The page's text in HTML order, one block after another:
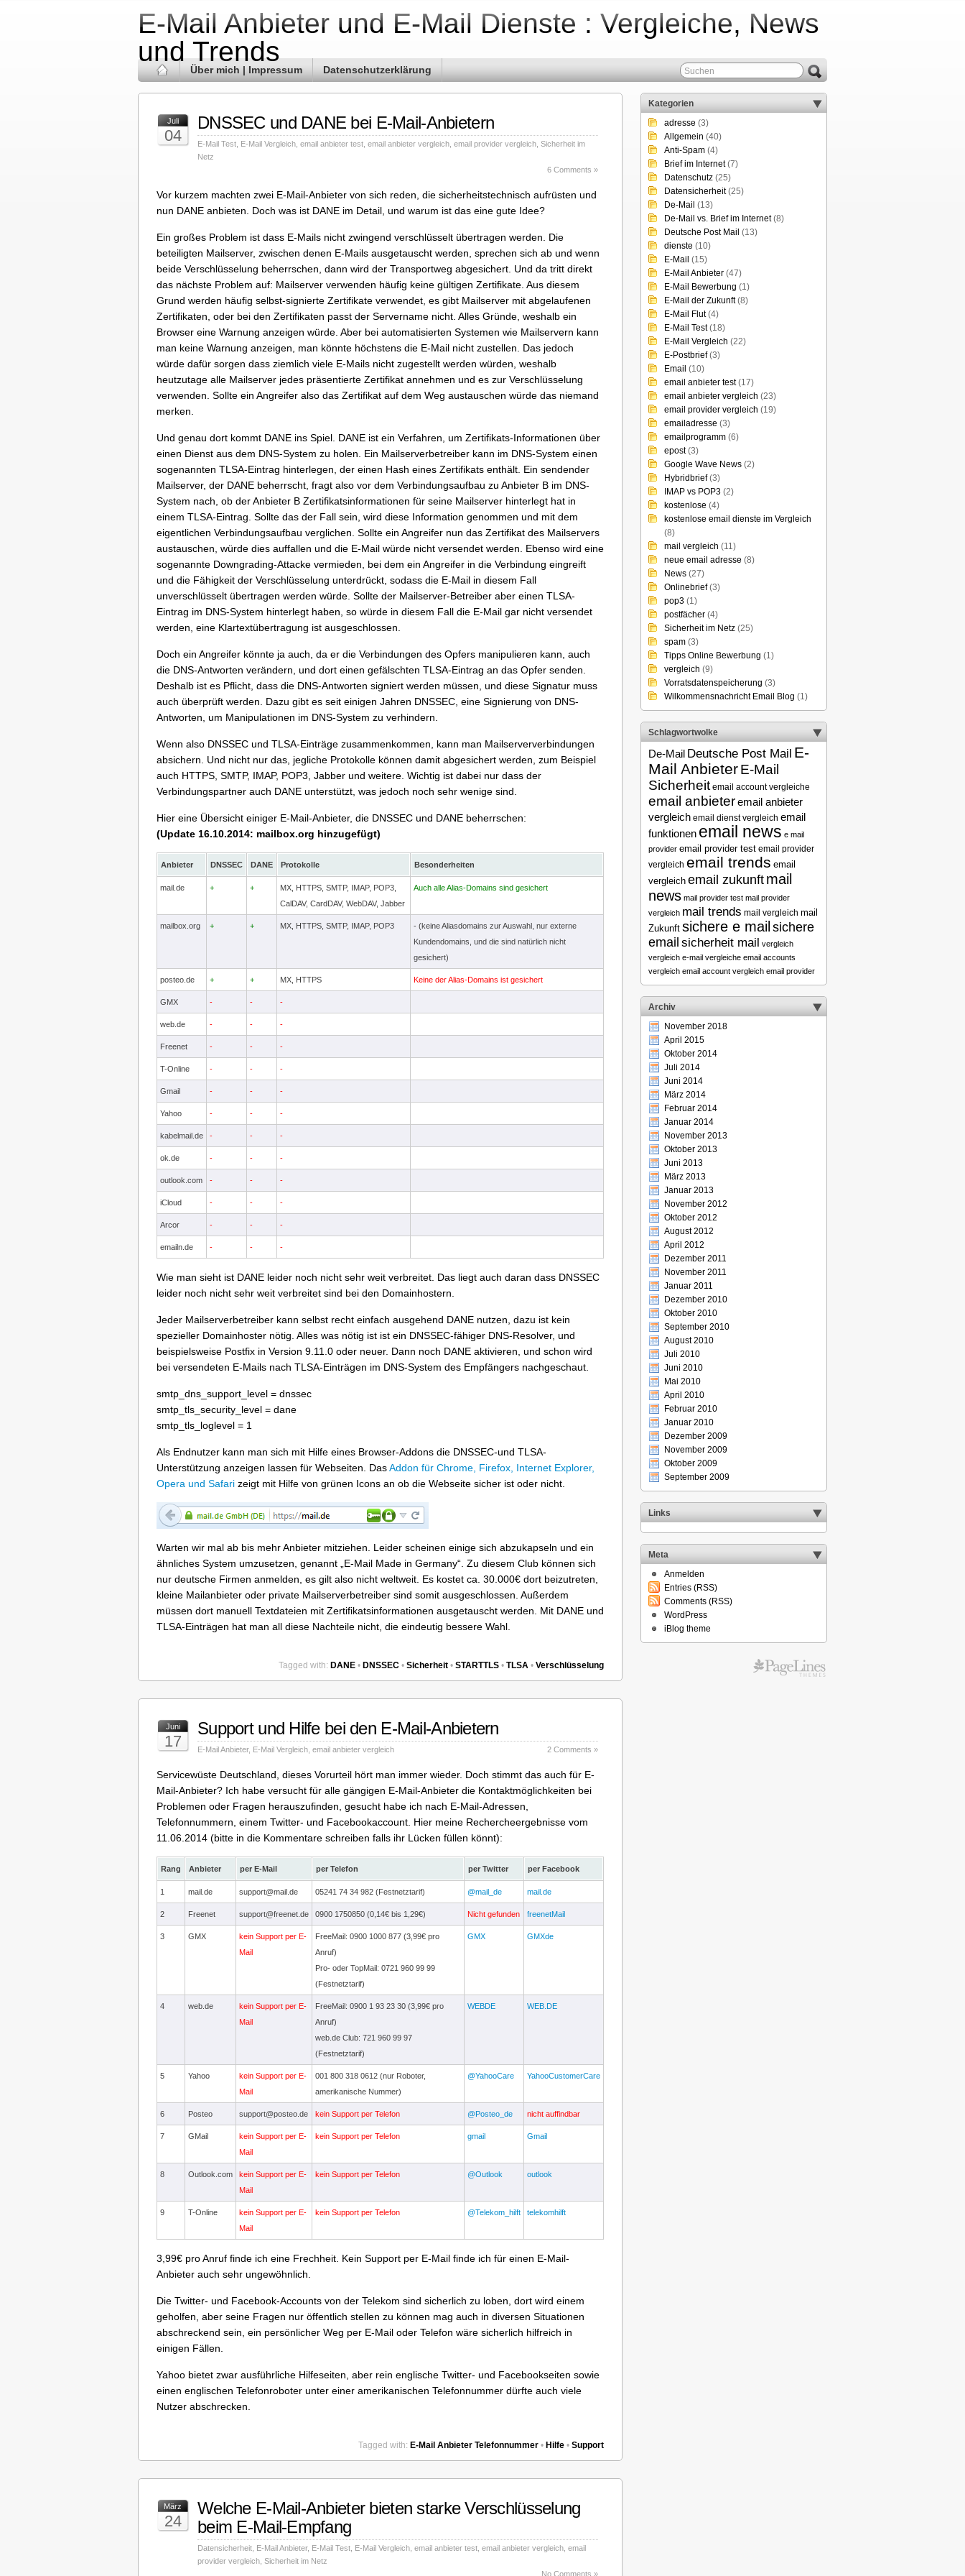
E-Mail Anbieter und E-Mail Dienste : Vergleiche, News
und Trends
Über mich | Impressum Datenschutzerklärung
Juli
04
DNSSEC und DANE bei E-Mail-Anbietern
E-Mail Test E-Mail Vergleich email anbieter test email anbieter vergleich email provider vergleich Sicherheit im
Netz
6 Comments »
Vor kurzem machten zwei E-Mail-Anbieter von sich reden, die sicherheitstechnisch aufrüsten und
nun DANE anbieten. Doch was ist DANE im Detail, und warum ist das eine gute Idee?
Ein großes Problem ist dass E-Mails nicht zwingend verschlüsselt übertragen werden. Die
beteiligten Mailserver, zwischen denen E-Mails ausgetauscht werden, sprechen sich ab und wenn
beide Verschlüsselung beherrschen, dann wird der Transportweg abgesichert. Und da tritt direkt
das nächste Problem auf: Mailserver verwenden häufig keine gültigen Zertifikate. Aus diesem
Grund werden häufig selbst-signierte Zertifikate verwendet, es gibt Mailserver mit abgelaufenen
Zertifikaten, oder bei den Zertifikaten passt der Servername nicht. Alles Gründe, weshalb ein
Browser eine Warnung anzeigen würde. Aber bei automatisierten Systemen wie Mailservern kann
man keine Warnung anzeigen, man könnte höchstens die E-Mail nicht zustellen. Das jedoch
würde dafür sorgen dass ziemlich viele E-Mails nicht zugestellt werden würden, weshalb
heutzutage alle Mailserver jedes präsentierte Zertifikat annehmen und es zur Verschlüsselung
verwenden. Sollte ein Angreifer also das Zertifikat auf dem Weg austauschen würde das niemand
merken.
Und genau dort kommt DANE ins Spiel. DANE ist ein Verfahren, um Zertifikats-Informationen über
einen Dienst aus dem DNS-System zu holen. Ein Mailserverbetreiber kann im DNS-System einen
sogenannten TLSA-Eintrag hinterlegen, der einen Hash eines Zertifikats enthält. Ein sendender
Mailserver, der DANE beherrscht, fragt also vor dem Verbindungsaufbau zu Anbieter B im DNS-
System nach, ob der Anbieter B Zertifikatsinformationen für seine Mailserver hinterlegt hat in
einem TLSA-Eintrag. Sollte das der Fall sein, wird diese Information genommen und mit dem
eigentlichen Verbindungsaufbau verglichen. Sollte ein Angreifer nun das Zertifikat des Mailservers
austauschen, würde dies auffallen und die E-Mail würde nicht versendet werden. Ebenso wird eine
sogenannte Downgrading-Attacke vermieden, bei dem ein Angreifer in die Verbindung eingreift
und die Fähigkeit der Verschlüsselung unterdrückt, sodass die E-Mail in diesem Fall
unverschlüsselt übertragen werden würde. Sollte der Mailserver-Betreiber aber einen TLSA-
Eintrag im DNS-System hinterlegt haben, so würde in diesem Fall die E-Mail gar nicht versendet
werden, eine Klartextübertragung ist ausgeschlossen.
Doch ein Angreifer könnte ja auch, da er die Verbindungen des Opfers manipulieren kann, auch
die DNS-Antworten verändern, und dort einen gefälschten TLSA-Eintrag an das Opfer senden.
Deshalb ist es Pflicht, dass die DNS-Antworten signiert werden müssen, und diese Signatur muss
auch überprüft werden. Dazu gibt es seit einigen Jahren DNSSEC, eine Signierung von DNS-
Antworten, um Manipulationen im DNS-System zu verhindern.
Wenn also DNSSEC und TLSA-Einträge zusammenkommen, kann man Mailserververbindungen
absichern. Und nicht nur das, jegliche Protokolle können damit abgesichert werden, zum Beispiel
auch HTTPS, SMTP, IMAP, POP3, Jabber und weitere. Wichtig ist dabei nur dass der
Verbindungspartner auch DANE unterstützt, was jedoch noch sehr wenige sind.
Hier eine Übersicht einiger E-Mail-Anbieter, die DNSSEC und DANE beherrschen:
(Update 16.10.2014: mailbox.org hinzugefügt)
Anbieter DNSSEC DANE Protokolle Besonderheiten
mail.de + +
MX, HTTPS, SMTP, IMAP, POP3,
CalDAV, CardDAV, WebDAV, Jabber
Auch alle Alias-Domains sind gesichert
mailbox.org + + MX, HTTPS, SMTP, IMAP, POP3
- (keine Aliasdomains zur Auswahl, nur externe
Kundendomains, und die sind natürlich nicht
gesichert)
posteo.de + + MX, HTTPS Keine der Alias-Domains ist gesichert
GMX - - -
web.de - - -
Freenet - - -
T-Online - - -
Gmail - - -
Yahoo - - -
kabelmail.de - - -
ok.de - - -
outlook.com - - -
iCloud - - -
Arcor - - -
emailn.de - - -
Wie man sieht ist DANE leider noch nicht sehr weit verbreitet. Das liegt auch daran dass DNSSEC
leider noch nicht sehr weit verbreitet sind bei den Domainhostern.
Jeder Mailserverbetreiber kann selbst recht einfach ausgehend DANE nutzen, dazu ist kein
spezieller Domainhoster nötig. Alles was nötig ist ist ein DNSSEC-fähiger DNS-Resolver, und
beispielsweise Postfix in Version 9.11.0 oder neuer. Dann noch DANE aktivieren, und schon wird
bei versendeten E-Mails nach TLSA-Einträgen im DNS-System des Empfängers nachgeschaut.
smtp_dns_ support_ level = dnssec
smtp_tls_ security_ level = dane
smtp_tls_loglevel = 1
Als Endnutzer kann man sich mit Hilfe eines Browser-Addons die DNSSEC-und TLSA-
Unterstützung anzeigen lassen für Webseiten. DasAddon für Chrome, Firefox, Internet Explorer,
Opera und Safari zeigt mit Hilfe von grünen Icons an ob die Webseite sicher ist oder nicht.
Warten wir mal ab bis mehr Anbieter mitziehen. Leider scheinen einige sich abzukapseln und ein
ähnliches System umzusetzen, genannt „E-Mail Made in Germany“. Zu diesem Club können sich
nur deutsche Firmen anmelden, es gilt also nicht weltweit. Es kostet ca. 30.000€ dort beizutreten,
kleine Mailanbieter oder private Mailserverbetreiber sind somit ausgeschlossen. Außerdem
müssen dort manuell Textdateien mit Zertifikatsinformationen ausgetauscht werden. Mit DANE und
TLSA-Einträgen hat man all diese Nachteile nicht, die eindeutig bessere Wahl.
Tagged with: DANE • DNSSEC • Sicherheit • STARTTLS • TLSA • Verschlüsselung
Juni
17
Support und Hilfe bei den E-Mail-Anbietern
E-Mail Anbieter, E-Mail Vergleich email anbieter vergleich 2 Comments »
Servicewüste Deutschland, dieses Vorurteil hört man immer wieder. Doch stimmt das auch für E-
Mail-Anbieter? Ich habe versucht für alle gängigen E-Mail-Anbieter die Kontaktmöglichkeiten bei
Problemen oder Fragen herauszufinden, gesucht habe ich nach E-Mail-Adressen,
Telefonnummern, einem Twitter- und Facebookaccount. Hier meine Rechercheergebnisse vom
11.06.2014 (bitte in die Kommentare schreiben falls ihr Lücken füllen könnt):
Rang Anbieter per E-Mail per Telefon per Twitter per Facebook
1 mail.de support@mail.de 05241 74 34 982 (Festnetztarif) @mail_de mail.de
2 Freenet support@freenet.de 0900 1750850 (0,14€ bis 1,29€) Nicht gefunden freenetMail
3 GMX
kein Support per E-
Mail
FreeMail: 0900 1000 877 (3,99€ pro
Anruf)
Pro- oder TopMail: 0721 960 99 99
(Festnetztarif)
GMX GMXde
4 web.de
kein Support per E-
Mail
FreeMail: 0900 1 93 23 30 (3,99€ pro
Anruf)
web.de Club: 721 960 99 97
(Festnetztarif)
WEBDE WEB.DE
5 Yahoo
kein Support per E-
Mail
001 800 318 0612 (nur Roboter,
amerikanische Nummer)
@YahooCare YahooCustomerCare
6 Posteo support@posteo.de kein Support per Telefon @Posteo_de nicht auffindbar
7 GMail
kein Support per E-
Mail
kein Support per Telefon gmail Gmail
8 Outlook.com
kein Support per E-
Mail
kein Support per Telefon @Outlook outlook
9 T-Online
kein Support per E-
Mail
kein Support per Telefon @Telekom_hilft telekomhilft
3,99€ pro Anruf finde ich eine Frechheit. Kein Support per E-Mail finde ich für einen E-Mail-
Anbieter auch sehr ungewöhnlich.
Die Twitter- und Facebook-Accounts von der Telekom sind sicherlich zu loben, dort wird einem
geholfen, aber seine Fragen nur öffentlich stellen zu können mag auch in diversen Situationen
abschreckend sein, ein persönlicher Weg per E-Mail oder Telefon wäre sicherlich hilfreich in
einigen Fällen.
Yahoo bietet zwar ausführliche Hilfeseiten, aber rein englische Twitter- und Facebookseiten sowie
einen englischen Telefonroboter unter einer amerikanischen Telefonnummer dürfte auch viele
Nutzer abschrecken.
Tagged with: E-Mail Anbieter Telefonnummer • Hilfe • Support
März
24
Welche E-Mail-Anbieter bieten starke Verschlüsselung
beim E-Mail-Empfang
Datensicherheit E-Mail Anbieter, E-Mail Test E-Mail Vergleich email anbieter test email anbieter vergleich email
provider vergleich Sicherheit im Netz
No Comments »
Kategorien
adresse (3)
Allgemein (40)
Anti-Spam (4)
Brief im Internet(7)
Datenschutz (25)
Datensicherheit(25)
De-Mail (13)
De-Mail vs. Brief im Internet(8)
Deutsche Post Mail (13)
dienste (10)
E-Mail (15)
E-Mail Anbieter (47)
E-Mail Bewerbung (1)
E-Mail der Zukunft(8)
E-Mail Flut(4)
E-Mail Test(18)
E-Mail Vergleich (22)
E-Postbrief(3)
Email (10)
email anbieter test(17)
email anbieter vergleich (23)
email provider vergleich (19)
emailadresse (3)
emailprogramm (6)
epost(3)
Google Wave News (2)
Hybridbrief(3)
IMAP vs POP3 (2)
kostenlose (4)
kostenlose email dienste im Vergleich
(8)
mail vergleich (11)
neue email adresse (8)
News (27)
Onlinebrief(3)
pop3 (1)
postfächer (4)
Sicherheit im Netz (25)
spam (3)
Tipps Online Bewerbung (1)
vergleich (9)
Vorratsdatenspeicherung (3)
Wilkommensnachricht Email Blog (1)
Schlagwortwolke
De-Mail Deutsche Post Mail E-
Mail AnbieterE-Mail
Sicherheit email account vergleiche
email anbieteremail anbieter
vergleich email dienst vergleich email
funktionen email news e mail
provider email provider test email provider
vergleich email trends email
vergleich email zukunft mail
news mail provider test mail provider
vergleich mail trends mail vergleich mail
Zukunft sichere e mail sichere
email sicherheit mail vergleich
vergleich e-mail vergleiche email accounts
vergleich email account vergleich email provider
Archiv
November 2018
April 2015
Oktober 2014
Juli 2014
Juni 2014
März 2014
Februar 2014
Januar 2014
November 2013
Oktober 2013
Juni 2013
März 2013
Januar 2013
November 2012
Oktober 2012
August 2012
April 2012
Dezember 2011
November 2011
Januar 2011
Dezember 2010
Oktober 2010
September 2010
August 2010
Juli 2010
Juni 2010
Mai 2010
April 2010
Februar 2010
Januar 2010
Dezember 2009
November 2009
Oktober 2009
September 2009
Links
Meta
Anmelden
Entries (RSS)
Comments (RSS)
WordPress
iBlog theme